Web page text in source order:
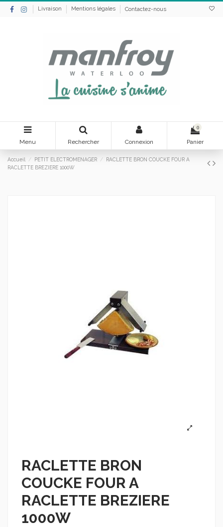
Livraison Mentions légales Contactez-nous
Menu Rechercher Connexion
0
Panier
Accueil PETIT ELECTROMENAGER
RACLETTE BRON COUCKE FOUR A
RACLETTE BREZIERE 1000W
RACLETTE BRON
COUCKE FOUR A
RACLETTE BREZIERE
1000W